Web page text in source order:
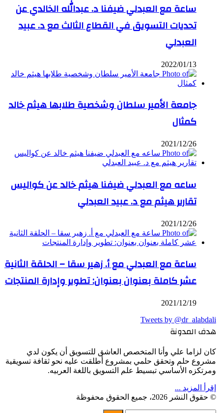
ساعة مع العبدلي ضيفنا د. عبدالله الخالدي عن
تحديات التسويق في القطاع الثالث مع د. عبيد
العبدلي
2022/01/13
جامعة الأمير سلطان وشخصية طلابها هيثم خالد
كمثال
2021/12/26
ساعه مع العبدلي ضيفنا هيثم خالد عن كواليس
تقارير هيثم مع د. عبيد العبدلي
2021/12/26
ساعة مع العبدلي مع أ. زهير سقا – الحلقة الثانية
عشر كاملة بعنوان بعنوان: تطوير وإدارة المنتجات
2021/12/19
Tweets by @dr_alabdali
هدف المدونة
كان لزاما علي وأنا المتخصص العاشق للتسويق أن يكون لدي
مشروع حلم وتحقق حلمي بمشروع أطلقت عليه نحو ثقافة تسويقية
ومرتكزه الأساسي تبسيط علم التسويق باللغة العربيه.
إقرأ المزيد ...
© حقوق النشر 2026، جميع الحقوق محفوظة